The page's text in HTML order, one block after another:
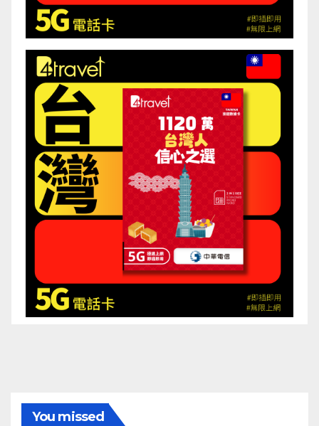
You missed